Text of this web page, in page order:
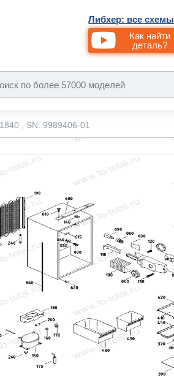
Либхер: все схемы
Как найти
деталь?
, SN: 9989406-01